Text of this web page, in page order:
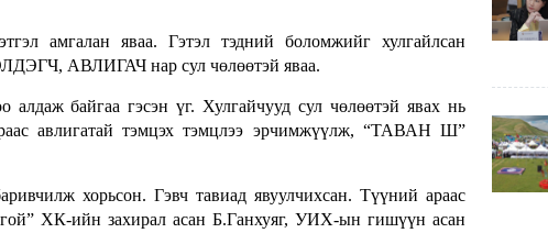
амгалан яваа. Гэтэл тэдний боломжийг хулгайлсан
АВЛИГАЧ нар сул чөлөөтэй яваа.
байгаа гэсэн үг. Хулгайчууд сул чөлөөтэй явах нь
авлигатай тэмцэх тэмцлээ эрчимжүүлж, “ТАВАН Ш”
хорьсон. Гэвч тавиад явуулчихсан. Түүний араас
ХК-ийн захирал асан Б.Ганхуяг, УИХ-ын гишүүн асан